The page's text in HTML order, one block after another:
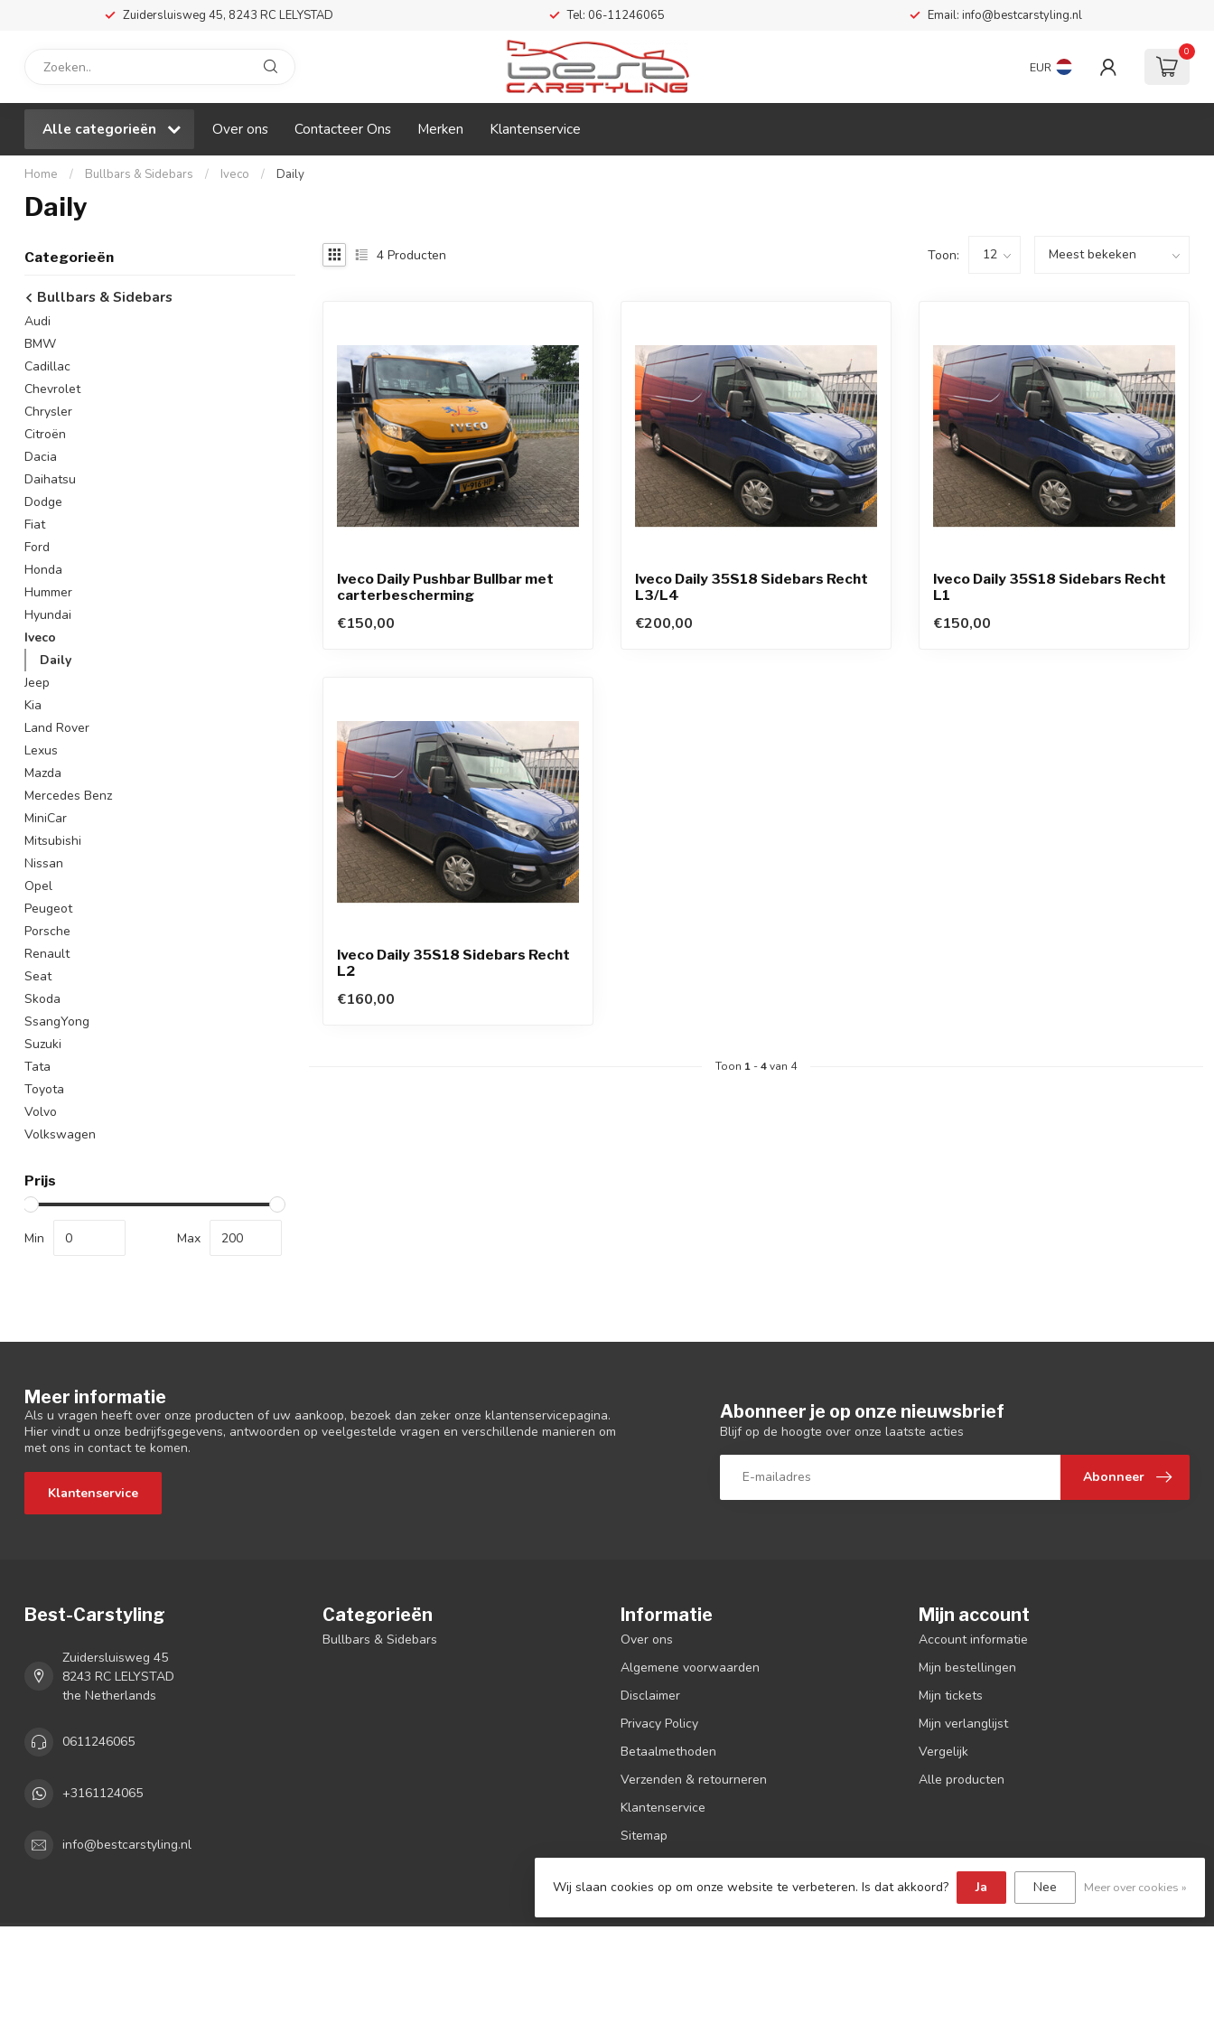
Zuidersluisweg 45, 8243 RC LELYSTAD Tel: 06-11246065 Email: info@bestcarstyling.nl
EUR
0
Alle categorieën Over ons Contacteer Ons Merken Klantenservice
Home / Bullbars & Sidebars / Iveco / Daily
Daily
Categorieën
Bullbars & Sidebars
Audi
BMW
Cadillac
Chevrolet
Chrysler
Citroën
Dacia
Daihatsu
Dodge
Fiat
Ford
Honda
Hummer
Hyundai
Iveco
Daily
Jeep
Kia
Land Rover
Lexus
Mazda
Mercedes Benz
MiniCar
Mitsubishi
Nissan
Opel
Peugeot
Porsche
Renault
Seat
Skoda
SsangYong
Suzuki
Tata
Toyota
Volvo
Volkswagen
Prijs
Min Max
4 Producten Toon:
Iveco Daily Pushbar Bullbar met
carterbescherming
€150,00
Iveco Daily 35S18 Sidebars Recht
L3/L4
€200,00
Iveco Daily 35S18 Sidebars Recht
L1
€150,00
Iveco Daily 35S18 Sidebars Recht
L2
€160,00
Toon 1 -4van 4
Meer informatie
Als u vragen heeft over onze producten of uw aankoop, bezoek dan zeker onze klantenservicepagina.
Hier vindt u onze bedrijfsgegevens, antwoorden op veelgestelde vragen en verschillende manieren om
met ons in contact te komen.
Klantenservice
Abonneer je op onze nieuwsbrief
Blijf op de hoogte over onze laatste acties
Abonneer
Best-Carstyling
Zuidersluisweg 45
8243 RC LELYSTAD
the Netherlands
0611246065
+3161124065
info@bestcarstyling.nl
Categorieën
Bullbars & Sidebars
Informatie
Over ons
Algemene voorwaarden
Disclaimer
Privacy Policy
Betaalmethoden
Verzenden & retourneren
Klantenservice
Sitemap
Contact
Mijn account
Account informatie
Mijn bestellingen
Mijn tickets
Mijn verlanglijst
Vergelijk
Alle producten
Wij slaan cookies op om onze website te verbeteren. Is dat akkoord? Ja Nee Meer over cookies »